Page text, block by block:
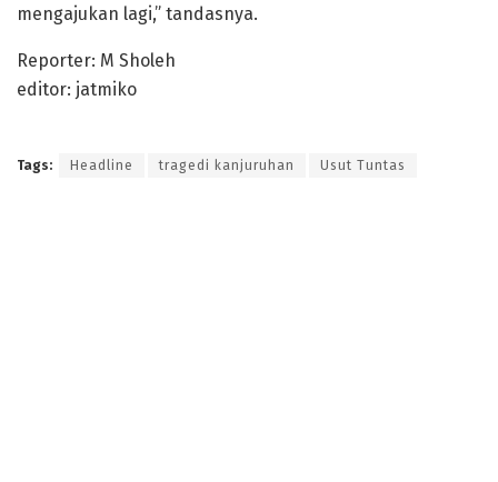
mengajukan lagi,” tandasnya.
Reporter: M Sholeh
editor: jatmiko
Tags: Headline tragedi kanjuruhan Usut Tuntas